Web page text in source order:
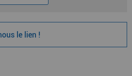
le lien !